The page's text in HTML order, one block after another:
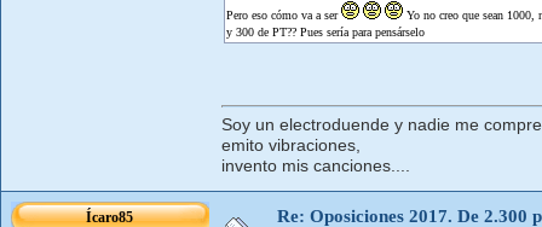
Pero eso cómo va a ser
Yo no creo que sean 1000,
y 300 de PT?? Pues sería para pensárselo
Soy un electroduende y nadie me
emito vibraciones,
invento mis canciones....
Ícaro85 Re: Oposiciones 2017. De 2.300